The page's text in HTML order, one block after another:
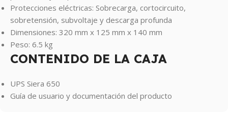
Protecciones eléctricas: Sobrecarga, cortocircuito,
sobretensión, subvoltaje y descarga profunda
Dimensiones: 320 mm x 125 mm x 140 mm
Peso: 6.5 kg
CONTENIDO DE LA CAJA
UPS Siera 650
Guía de usuario y documentación del producto